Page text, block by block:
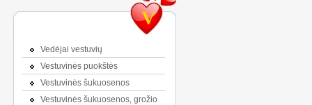
V
Vedėjai vestuvių
Vestuvinės puokštės
Vestuvinės šukuosenos
Vestuvinės šukuosenos, grožio